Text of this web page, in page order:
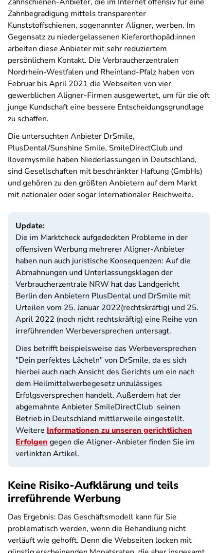
Zahnbegradigung mittels transparenter
Kunststoffschienen, sogenannter Aligner, werben. Im
Gegensatz zu niedergelassenen Kieferorthopäd:innen
arbeiten diese Anbieter mit sehr reduziertem
persönlichem Kontakt. Die Verbraucherzentralen
Nordrhein-Westfalen und Rheinland-Pfalz haben von
Februar bis April 2021 die Webseiten von vier
gewerblichen Aligner-Firmen ausgewertet, um für die oft
junge Kundschaft eine bessere Entscheidungsgrundlage
zu schaffen.
Die untersuchten Anbieter DrSmile,
PlusDental/Sunshine Smile, SmileDirectClub und
Ilovemysmile haben Niederlassungen in Deutschland,
sind Gesellschaften mit beschränkter Haftung (GmbHs)
und gehören zu den größten Anbietern auf dem Markt
mit nationaler oder sogar internationaler Reichweite.
Update:
Die im Marktcheck aufgedeckten Probleme in der
offensiven Werbung mehrerer Aligner-Anbieter
haben nun auch juristische Konsequenzen: Auf die
Abmahnungen und Unterlassungsklagen der
Verbraucherzentrale NRW hat das Landgericht
Berlin den Anbietern PlusDental und DrSmile mit
Urteilen vom 25. Januar 2022(rechtskräftig) und 25.
April 2022 (noch nicht rechtskräftig) eine Reihe von
irreführenden Werbeversprechen untersagt.
Dies betrifft beispielsweise das Werbeversprechen
"Dein perfektes Lächeln" von DrSmile, da es sich
hierbei auch nach Ansicht des Gerichts um ein nach
dem Heilmittelwerbegesetz unzulässiges
Erfolgsversprechen handelt. Außerdem hat der
abgemahnte Anbieter SmileDirectClub seinen
Betrieb in Deutschland mittlerweile eingestellt.
Weitere Informationen zu unseren gerichtlichen
Erfolgen gegen die Aligner-Anbieter finden Sie im
verlinkten Artikel.
Keine Risiko-Aufklärung und teils
irreführende Werbung
Das Ergebnis: Das Geschäftsmodell kann für Sie
problematisch werden, wenn die Behandlung nicht
verläuft wie gehofft. Denn die Webseiten locken mit